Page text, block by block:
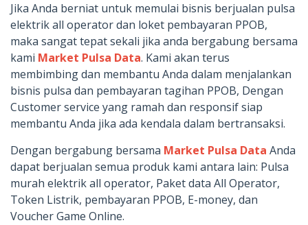
Jika Anda berniat untuk memulai bisnis berjualan pulsa
elektrik all operator dan loket pembayaran PPOB,
maka sangat tepat sekali jika anda bergabung bersama
kami Market Pulsa Data. Kami akan terus
membimbing dan membantu Anda dalam menjalankan
bisnis pulsa dan pembayaran tagihan PPOB, Dengan
Customer service yang ramah dan responsif siap
membantu Anda jika ada kendala dalam bertransaksi.
Dengan bergabung bersama Market Pulsa Data Anda
dapat berjualan semua produk kami antara lain: Pulsa
murah elektrik all operator, Paket data All Operator,
Token Listrik, pembayaran PPOB, E-money, dan
Voucher Game Online.